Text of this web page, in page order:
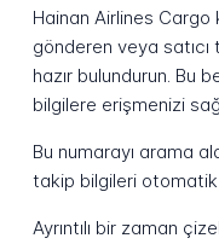
Hainan Airlines
gönderen veya satıcı
hazır bulundurun. Bu
bilgilere erişmenizi
Bu numarayı arama
takip bilgileri
Ayrıntılı bir zaman